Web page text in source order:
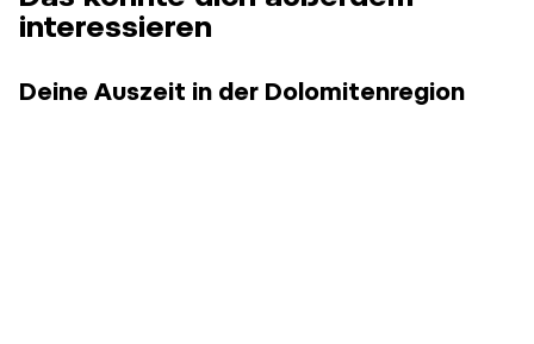
interessieren
Deine Auszeit in der Dolomitenregion